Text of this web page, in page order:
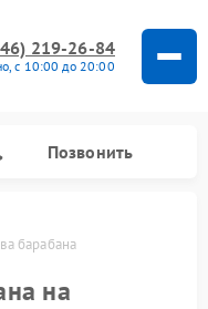
219-26-84
с 10:00 до 20:00
Позвонить
барабана
на